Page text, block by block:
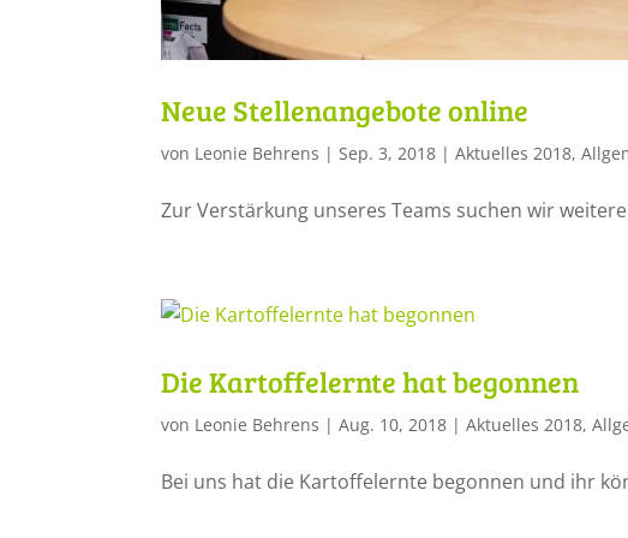
Neue Stellenangebote online
von Leonie Behrens | Sep. 3, 2018 |Aktuelles 2018,
Zur Verstärkung unseres Teams suchen wir
Die Kartoffelernte hat begonnen
von Leonie Behrens |Aug. 10, 2018 |Aktuelles 2018,
Bei uns hat die Kartoffelernte begonnen und ihr